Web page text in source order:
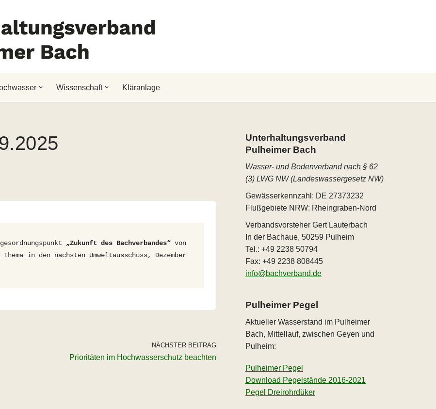
Wissenschaft Kläranlage
„Zukunft des Bachverbandes“ von
in den nächsten Umweltausschuss, Dezember
NÄCHSTER BEITRAG
Prioritäten im Hochwasserschutz beachten
Unterhaltungs­verband
Pulheimer Bach
Wasser- und Bodenverband nach § 62
(3) LWG NW (Landeswassergesetz NW)
Gewässerkennzahl: DE 27373232
Flußgebiete NRW: Rheingraben-Nord
Verbandsvorsteher Gert Lauterbach
In der Bachaue, 50259 Pulheim
Tel.: +49 2238 50794
Fax: +49 2238 808445
info@bachverband.de
Pulheimer Pegel
Aktueller Wasserstand im Pulheimer
Bach, Mittellauf, zwischen Geyen und
Pulheim:
Pulheimer Pegel
Download Pegelstände 2016-2021
Pegel Dreirohrdüker